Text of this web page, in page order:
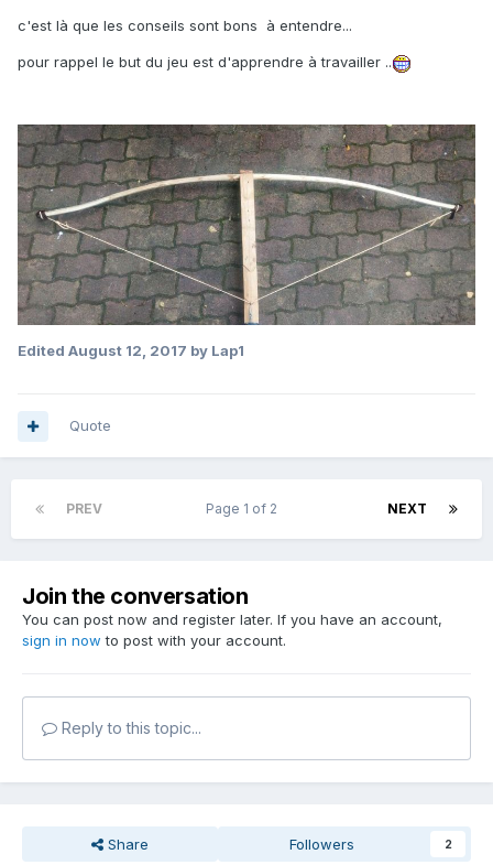
c'est là que les conseils sont bons à entendre...
pour rappel le but du jeu est d'apprendre à travailler ..
Edited August 12, 2017 by Lap1
Quote
PREV NEXT
Page 1 of 2
Join the conversation
You can post now and register later. If you have an account,
sign in now to post with your account.
Reply to this topic...
Share Followers 2